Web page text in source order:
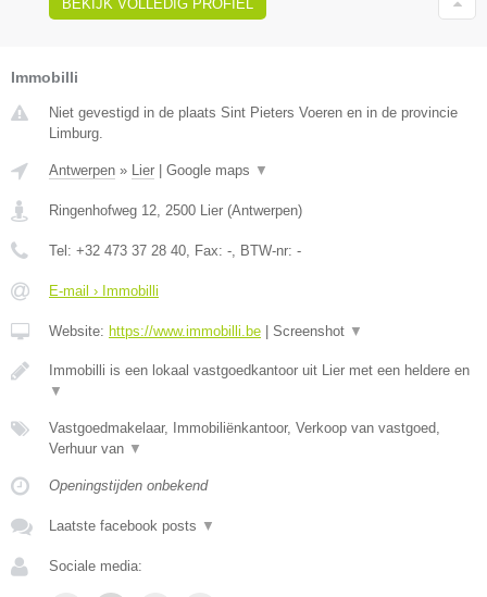
BEKIJK VOLLEDIG PROFIEL
Immobilli
Niet gevestigd in de plaats Sint Pieters Voeren en in de provincie
Limburg.
Antwerpen » Lier Google maps ▼
Ringenhofweg 12, 2500 Lier (Antwerpen)
Tel: +32 473 37 28 40, Fax: -, BTW-nr: -
E-mail › Immobilli
Website: https://www.immobilli.be Screenshot ▼
Immobilli is een lokaal vastgoedkantoor uit Lier met een heldere en
▼
Vastgoedmakelaar, Immobiliënkantoor, Verkoop van vastgoed,
Verhuur van ▼
Openingstijden onbekend
Laatste facebook posts ▼
Sociale media: